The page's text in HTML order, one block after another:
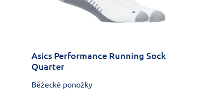
Asics Performance Running Sock
Quarter
Běžecké ponožky